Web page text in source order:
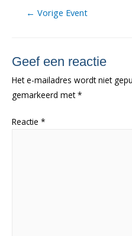
Berichtnavigatie
← Vorige Event
Geef een reactie
Het e-mailadres wordt niet
gemarkeerd met*
Reactie *